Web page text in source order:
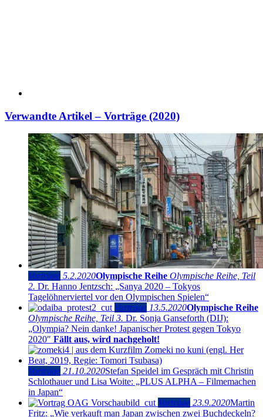
Verwandte Artikel – Vorträge (2020)
Vorträge 5.2.2020Olympische Reihe Olympische Reihe, Teil
2. Dr. Hanno Jentzsch: „Sanya 2020 – Tokyos
Tagelöhnerviertel vor den Olympischen Spielen“
Vorträge 13.5.2020Olympische Reihe
Olympische Reihe, Teil 3. Dr. Sonja Ganseforth (DIJ):
„Olympia? Nein danke! Japanischer Protest gegen Tokyo
2020″ Fällt aus, wird nachgeholt!
Vorträge 21.10.2020Stefan Speidel im Gespräch mit Christin
Schlothauer und Lisa Woite: „PLUS ALPHA – Filmemachen
in Japan“
Vorträge 23.9.2020Martin
Fritz: „Wie verkauft man Japan zwischen zwei Buchdeckeln?